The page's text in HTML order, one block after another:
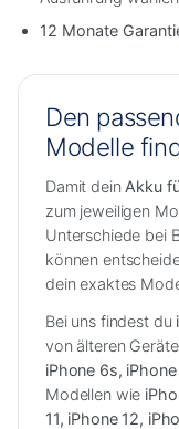
12 Monate
Den
Modelle
Damit dein Akku
zum jeweiligen
Unterschiede bei
können
dein exaktes
Bei uns findest du
von älteren
iPhone 6s,
Modellen wie
11, iPhone 12,